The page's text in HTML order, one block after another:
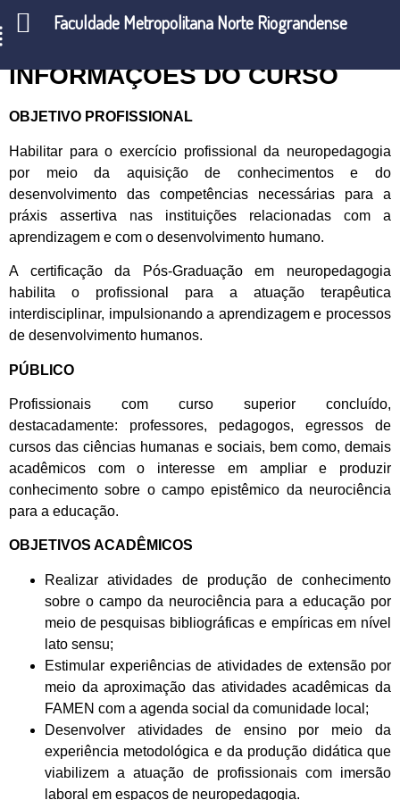
INFORMAÇÕES DO CURSO
OBJETIVO PROFISSIONAL
Habilitar para o exercício profissional da neuropedagogia
por meio da aquisição de conhecimentos e do
desenvolvimento das competências necessárias para a
práxis assertiva nas instituições relacionadas com a
aprendizagem e com o desenvolvimento humano.
A certificação da Pós-Graduação em neuropedagogia
habilita o profissional para a atuação terapêutica
interdisciplinar, impulsionando a aprendizagem e processos
de desenvolvimento humanos.
PÚBLICO
Profissionais com curso superior concluído,
destacadamente: professores, pedagogos, egressos de
cursos das ciências humanas e sociais, bem como, demais
acadêmicos com o interesse em ampliar e produzir
conhecimento sobre o campo epistêmico da neurociência
para a educação.
OBJETIVOS ACADÊMICOS
Realizar atividades de produção de conhecimento
sobre o campo da neurociência para a educação por
meio de pesquisas bibliográficas e empíricas em nível
lato sensu;
Estimular experiências de atividades de extensão por
meio da aproximação das atividades acadêmicas da
FAMEN com a agenda social da comunidade local;
Desenvolver atividades de ensino por meio da
experiência metodológica e da produção didática que
viabilizem a atuação de profissionais com imersão
laboral em espaços de neuropedagogia.
Faculdade Metropolitana Norte Riograndense